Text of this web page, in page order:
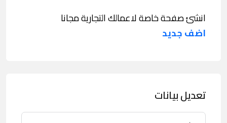
انشئ صفحة خاصة لاعمالك التجارية مجانا
اضف جديد
تعديل بيانات